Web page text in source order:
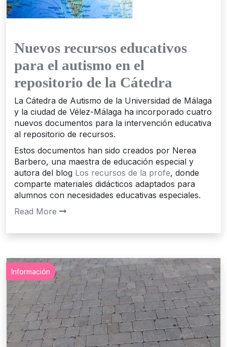
Nuevos recursos educativos
para el autismo en el
repositorio de la Cátedra
La Cátedra de Autismo de la Universidad de Málaga
y la ciudad de Vélez-Málaga ha incorporado cuatro
nuevos documentos para la intervención educativa
al repositorio de recursos.
Estos documentos han sido creados por Nerea
Barbero, una maestra de educación especial y
autora del blog Los recursos de la profe, donde
comparte materiales didácticos adaptados para
alumnos con necesidades educativas especiales.
Read More
Información